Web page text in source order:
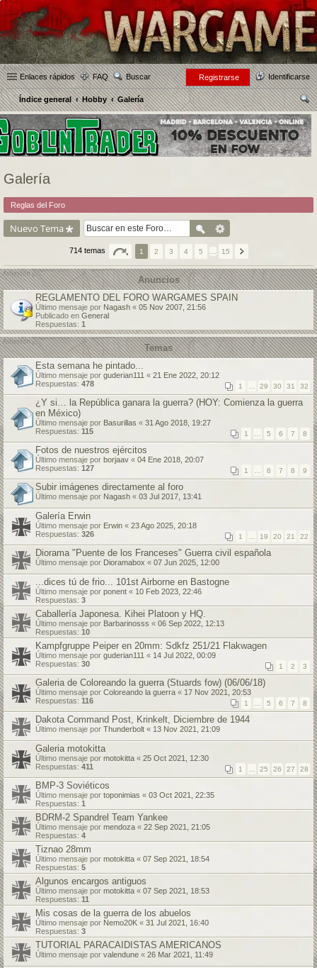
Enlaces rápidos FAQ Buscar Identificarse
Registrarse
Índice general Hobby
Galería
us
car
Galería
Reglas del Foro
Nuevo Tema
714 temas 1 2 3 4 5 15
Anuncios
REGLAMENTO DEL FORO WARGAMES SPAIN
Último mensaje por Nagash « 05 Nov 2007, 21:56
Publicado en General
Respuestas: 1
Temas
Esta semana he pintado...
Último mensaje por guderian111 « 21 Ene 2022, 20:12
Respuestas: 478 1 29 30 31 32
¿Y si… la República ganara la guerra? (HOY: Comienza la guerra
en México)
Último mensaje por Basurillas « 31 Ago 2018, 19:27
Respuestas: 115 1 5 6 7 8
Fotos de nuestros ejércitos
Último mensaje por borjaav « 04 Ene 2018, 20:07
Respuestas: 127 1 6 7 8 9
Subir imágenes directamente al foro
Último mensaje por Nagash « 03 Jul 2017, 13:41
Galería Erwin
Último mensaje por Erwin « 23 Ago 2025, 20:18
Respuestas: 326 1 19 20 21 22
Diorama "Puente de los Franceses" Guerra civil española
Último mensaje por Dioramabox « 07 Jun 2025, 12:00
...dices tú de frio... 101st Airborne en Bastogne
Último mensaje por ponent « 10 Feb 2023, 22:46
Respuestas: 3
Caballería Japonesa. Kihei Platoon y HQ.
Último mensaje por Barbarinosss « 06 Sep 2022, 12:13
Respuestas: 10
Kampfgruppe Peiper en 20mm: Sdkfz 251/21 Flakwagen
Último mensaje por guderian111 « 14 Jul 2022, 00:09
Respuestas: 30 1 2 3
Galeria de Coloreando la guerra (Stuards fow) (06/06/18)
Último mensaje por Coloreando la guerra « 17 Nov 2021, 20:53
Respuestas: 116 1 5 6 7 8
Dakota Command Post, Krinkelt, Diciembre de 1944
Último mensaje por Thunderbolt « 13 Nov 2021, 21:09
Galeria motokitta
Último mensaje por motokitta « 25 Oct 2021, 12:30
Respuestas: 411 1 25 26 27 28
BMP-3 Soviéticos
Último mensaje por toponimias « 03 Oct 2021, 22:35
Respuestas: 1
BDRM-2 Spandrel Team Yankee
Último mensaje por mendoza « 22 Sep 2021, 21:05
Respuestas: 4
Tiznao 28mm
Último mensaje por motokitta « 07 Sep 2021, 18:54
Respuestas: 5
Algunos encargos antiguos
Último mensaje por motokitta « 07 Sep 2021, 18:53
Respuestas: 11
Mis cosas de la guerra de los abuelos
Último mensaje por Nemo20K « 31 Jul 2021, 16:40
Respuestas: 3
TUTORIAL PARACAIDISTAS AMERICANOS
Último mensaje por valendune « 26 Mar 2021, 11:49